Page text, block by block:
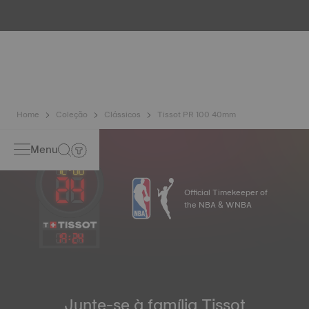
Home Coleção Clássicos Tissot PR 100 40mm
Menu
19:24
Official Timekeeper of
the NBA & WNBA